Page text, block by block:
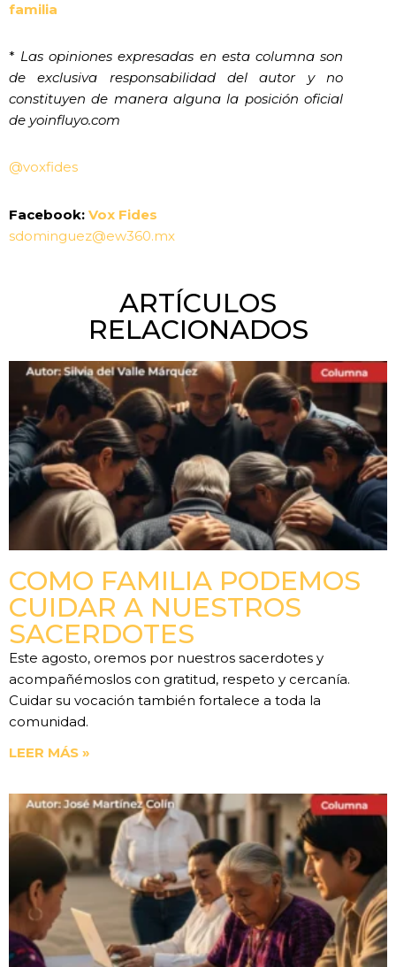
familia
* Las opiniones expresadas en esta columna son
de exclusiva responsabilidad del autor y no
constituyen de manera alguna la posición oficial
de yoinfluyo.com
@voxfides
Facebook: Vox Fides
sdominguez@ew360.mx
ARTÍCULOS
RELACIONADOS
COMO FAMILIA PODEMOS
CUIDAR A NUESTROS
SACERDOTES
Este agosto, oremos por nuestros sacerdotes y
acompañémoslos con gratitud, respeto y cercanía.
Cuidar su vocación también fortalece a toda la
comunidad.
LEER MÁS »